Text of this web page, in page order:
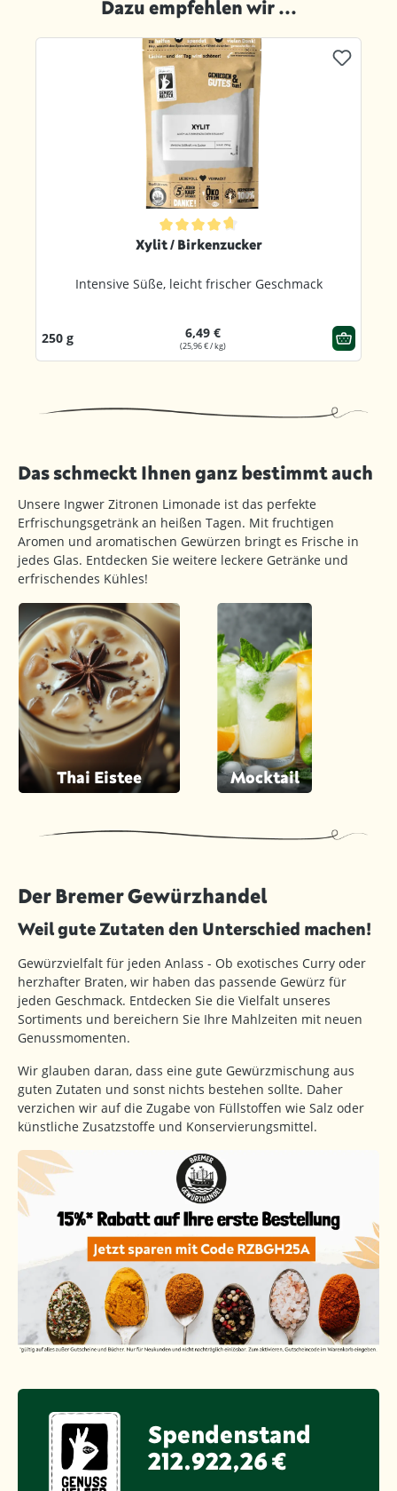
Dazu empfehlen wir ...
Produktgalerie überspringen
Durchschnittliche Bewertung von 4.8 von 5 Sternen
Xylit / Birkenzucker
Intensive Süße, leicht frischer Geschmack
250 g 6,49 €
(25,96 € / kg)
Das schmeckt Ihnen ganz bestimmt auch
Unsere Ingwer Zitronen Limonade ist das perfekte
Erfrischungsgetränk an heißen Tagen. Mit fruchtigen
Aromen und aromatischen Gewürzen bringt es Frische in
jedes Glas. Entdecken Sie weitere leckere Getränke und
erfrischendes Kühles!
Thai Eistee Mocktail
Der Bremer Gewürzhandel
Weil gute Zutaten den Unterschied machen!
Gewürzvielfalt für jeden Anlass - Ob exotisches Curry oder
herzhafter Braten, wir haben das passende Gewürz für
jeden Geschmack. Entdecken Sie die Vielfalt unseres
Sortiments und bereichern Sie Ihre Mahlzeiten mit neuen
Genussmomenten.
Wir glauben daran, dass eine gute Gewürzmischung aus
guten Zutaten und sonst nichts bestehen sollte. Daher
verzichen wir auf die Zugabe von Füllstoffen wie Salz oder
künstliche Zusatzstoffe und Konservierungsmittel.
Spendenstand
212.922,26 €